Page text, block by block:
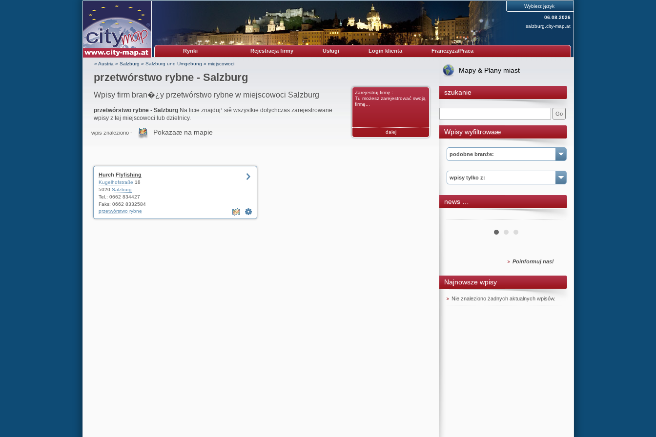
Wybierz język
06.08.2026
salzburg.city-map.at
Rynki Rejestracja firmy Usługi Login klienta Franczyza/Praca
» Austria » Salzburg » Salzburg und Umgebung » miejscowoci
przetwórstwo rybne - Salzburg
Wpisy firm bran�¿y przetwórstwo rybne w miejscowoci Salzburg
Zarejestruj firmę :
Tu możesz zarejestrować swoją
firmę...
dalej
przetwórstwo rybne- SalzburgNa licie znajduj¹ siê wszystkie dotychczas zarejestrowane
wpisy z tej miejscowoci lub dzielnicy.
wpis znaleziono - Pokazaæ na mapie
Hurch Flyfishing
Kugelhofstraße 18
5020 Salzburg
Tel.: 0662 834427
Faks: 0662 8332584
przetwórstwo rybne
Mapy & Plany miast
szukanie
Wpisy wyfiltrowaæ
podobne branże:
wpisy tylko z:
news …
Poinformuj nas!
Najnowsze wpisy
Nie znaleziono żadnych aktualnych wpisów.